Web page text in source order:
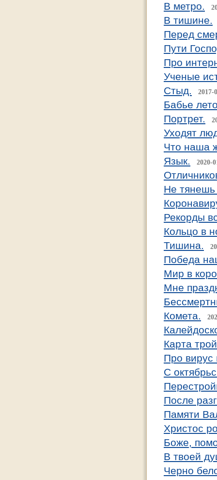
В метро.
В тишине.
Перед
Пути
Про
Ученые
Стыд.
2017-
Бабье
Портрет.
Уходят
Что наша
Язык.
2020-
Не тянешь
Рекорды
Кольцо в
Тишина.
Победа
Мир в
Мне
Комета.
Карта
Про вирус
С
После
Памяти
Христос
Боже,
В твоей
Черно